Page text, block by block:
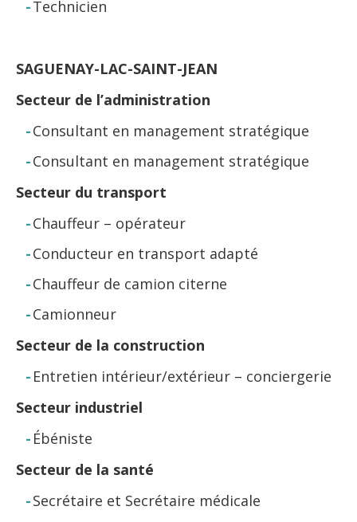
Technicien
SAGUENAY-LAC-SAINT-JEAN
Secteur de l’administration
Consultant en management stratégique
Consultant en management stratégique
Secteur du transport
Chauffeur – opérateur
Conducteur en transport adapté
Chauffeur de camion citerne
Camionneur
Secteur de la construction
Entretien intérieur/extérieur – conciergerie
Secteur industriel
Ébéniste
Secteur de la santé
Secrétaire et Secrétaire médicale